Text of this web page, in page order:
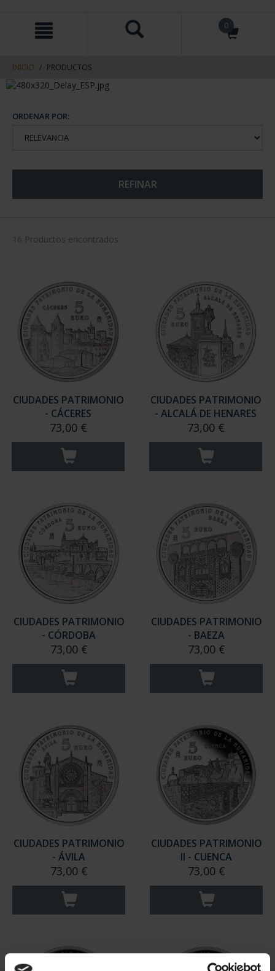
contenido
navegacin
0
INICIO PRODUCTOS
ORDENAR POR:
REFINAR
16 Productos encontrados
CIUDADES PATRIMONIO
- CÁCERES
73,00 €
CIUDADES PATRIMONIO
- ALCALÁ DE HENARES
73,00 €
CIUDADES PATRIMONIO
- CÓRDOBA
73,00 €
CIUDADES PATRIMONIO
- BAEZA
73,00 €
CIUDADES PATRIMONIO
- ÁVILA
73,00 €
CIUDADES PATRIMONIO
II - CUENCA
73,00 €